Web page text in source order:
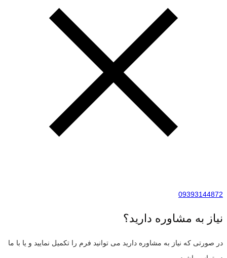
09393144872
نیاز به مشاوره دارید؟
در صورتی که نیاز به مشاوره دارید می توانید فرم را تکمیل نمایید و یا با ما